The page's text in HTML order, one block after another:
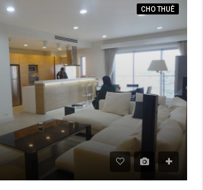
CHO THUÊ